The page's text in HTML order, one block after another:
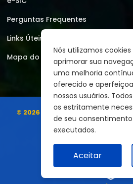
Nós utilizamos
aprimorar sua
uma melhoria
oferecido e
nossos usuários.
os estritamente
de seu
executados.
Aceitar
Perguntas Frequentes
Links Úteis
Mapa do Site
© 2026 | Prefeitura Municipal de
direitos